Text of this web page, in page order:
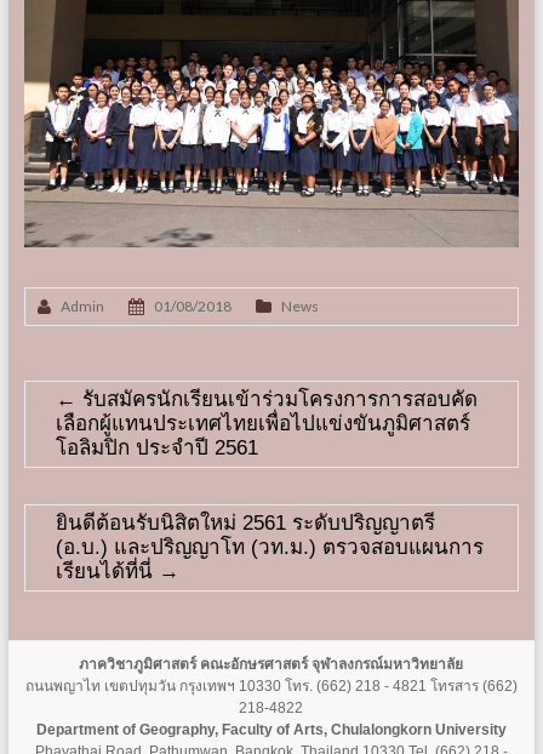
Admin 01/08/2018 News
← รับสมัครนักเรียนเข้าร่วมโครงการการสอบคัด
เลือกผู้แทนประเทศไทยเพื่อไปแข่งขันภูมิศาสตร์
โอลิมปิก ประจำปี 2561
ยินดีต้อนรับนิสิตใหม่ 2561 ระดับปริญญาตรี
(อ.บ.) และปริญญาโท (วท.ม.) ตรวจสอบแผนการ
เรียนได้ที่นี่ →
ภาควิชาภูมิศาสตร์ คณะอักษรศาสตร์ จุฬาลงกรณ์มหาวิทยาลัย
ถนนพญาไท เขตปทุมวัน กรุงเทพฯ 10330 โทร. (662) 218 - 4821 โทรสาร (662)
218-4822
Department of Geography, Faculty of Arts, Chulalongkorn University